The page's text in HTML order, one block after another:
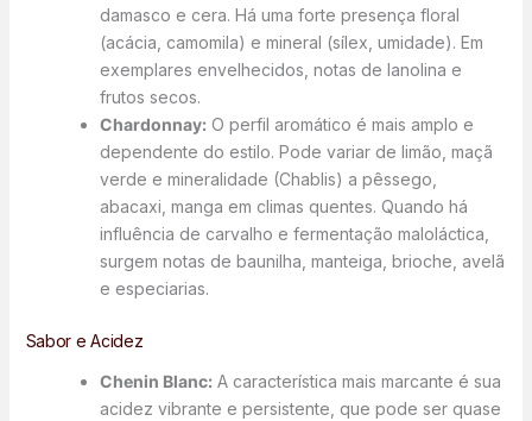
damasco e cera. Há uma forte presença floral
(acácia, camomila) e mineral (sílex, umidade). Em
exemplares envelhecidos, notas de lanolina e
frutos secos.
Chardonnay:O perfil aromático é mais amplo e
dependente do estilo. Pode variar de limão, maçã
verde e mineralidade (Chablis) a pêssego,
abacaxi, manga em climas quentes. Quando há
influência de carvalho e fermentação maloláctica,
surgem notas de baunilha, manteiga, brioche, avelã
e especiarias.
Sabor e Acidez
Chenin Blanc:A característica mais marcante é sua
acidez vibrante e persistente, que pode ser quase